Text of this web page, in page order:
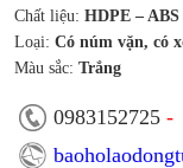
Chất liệu: HDPE – ABS
Loại: Có núm vặn, có
Màu sắc: Trắng
0983152725 -